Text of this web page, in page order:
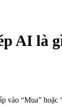
AI là
vào “Mua” hoặc